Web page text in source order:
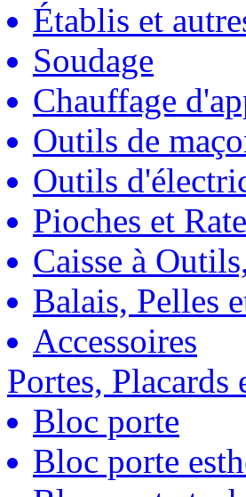
Établis et
Soudage
Chauffage
Outils de
Outils
Pioches et
Caisse à
Balais, Pelles
Accessoires
Portes, Placards
Bloc porte
Bloc porte